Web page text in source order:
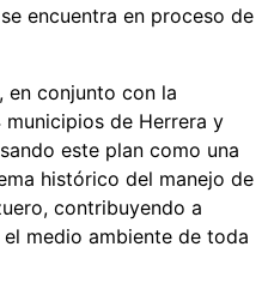
encuentra en proceso de
, en conjunto con la
de Herrera y
este plan como una
histórico del manejo de
contribuyendo a
medio ambiente de toda